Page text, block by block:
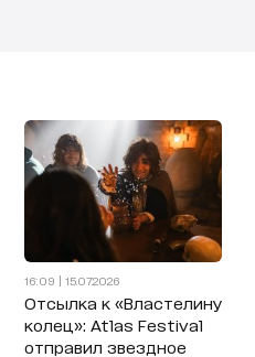
16:09 | 15.07.2026
Отсылка к «Властелину
колец»: Atlas Festival
отправил звездное